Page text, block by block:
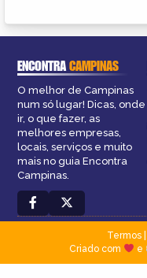
ENCONTRACAMPINAS
O melhor de Campinas
num só lugar! Dicas, onde
ir, o que fazer, as
melhores empresas,
locais, serviços e muito
mais no guia Encontra
Campinas.
Termos|
Criado com
e